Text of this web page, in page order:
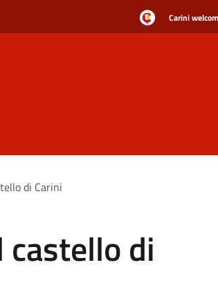
Carini
di Carini
di